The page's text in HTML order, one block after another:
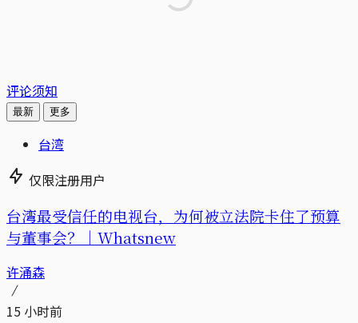
评论须知
最新 更多
台湾
仅限注册用户
台湾最受信任的电视台，为何被立法院卡住了预算
与董事会？｜Whatsnew
许涌森
15 小时前